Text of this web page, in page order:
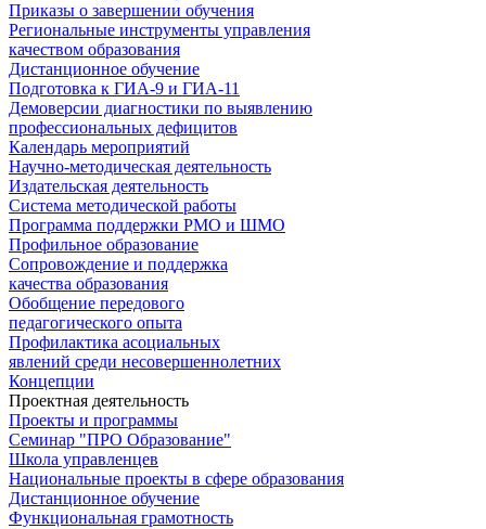
Приказы о завершении обучения
Региональные инструменты управления
качеством образования
Дистанционное обучение
Подготовка к ГИА-9 и ГИА-11
Демоверсии диагностики по выявлению
профессиональных дефицитов
Календарь мероприятий
Научно-методическая деятельность
Издательская деятельность
Система методической работы
Программа поддержки РМО и ШМО
Профильное образование
Сопровождение и поддержка
качества образования
Обобщение передового
педагогического опыта
Профилактика асоциальных
явлений среди несовершеннолетних
Концепции
Проектная деятельность
Проекты и программы
Семинар "ПРО Образование"
Школа управленцев
Национальные проекты в сфере образования
Дистанционное обучение
Функциональная грамотность